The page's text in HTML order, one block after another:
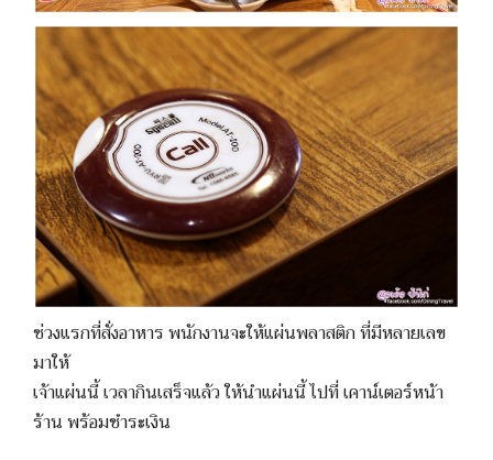
ช่วงแรกที่สั่งอาหาร พนักงานจะให้แผ่นพลาสติก ที่มีหลายเลข
มาให้
เจ้าแผ่นนี้ เวลากินเสร็จแล้ว ให้นำแผ่นนี้ ไปที่ เคาน์เตอร์หน้า
ร้าน พร้อมชำระเงิน